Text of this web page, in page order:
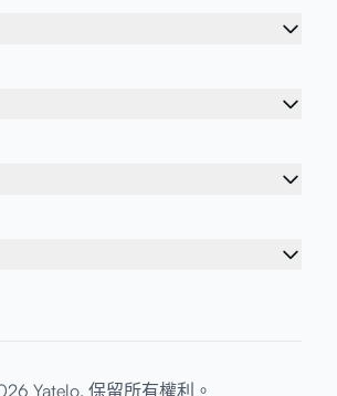
Yatelo. 保留所有權利。